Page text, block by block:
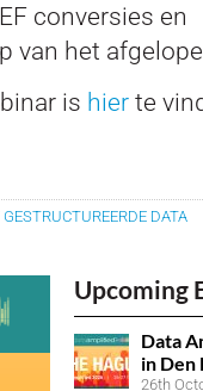
conversies en
van het
is hier te
DATA
Upcoming
Data
in Den
26th